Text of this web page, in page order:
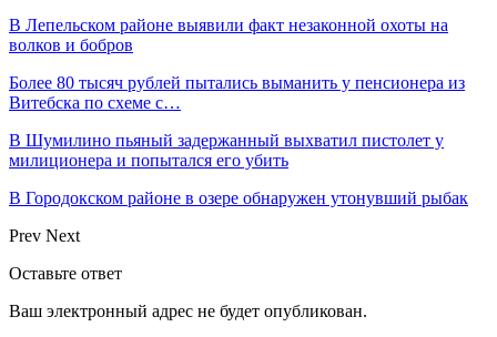
В Лепельском районе выявили факт незаконной охоты на
волков и бобров
Более 80 тысяч рублей пытались выманить у пенсионера из
Витебска по схеме с…
В Шумилино пьяный задержанный выхватил пистолет у
милиционера и попытался его убить
В Городокском районе в озере обнаружен утонувший рыбак
Prev Next
Оставьте ответ
Ваш электронный адрес не будет опубликован.